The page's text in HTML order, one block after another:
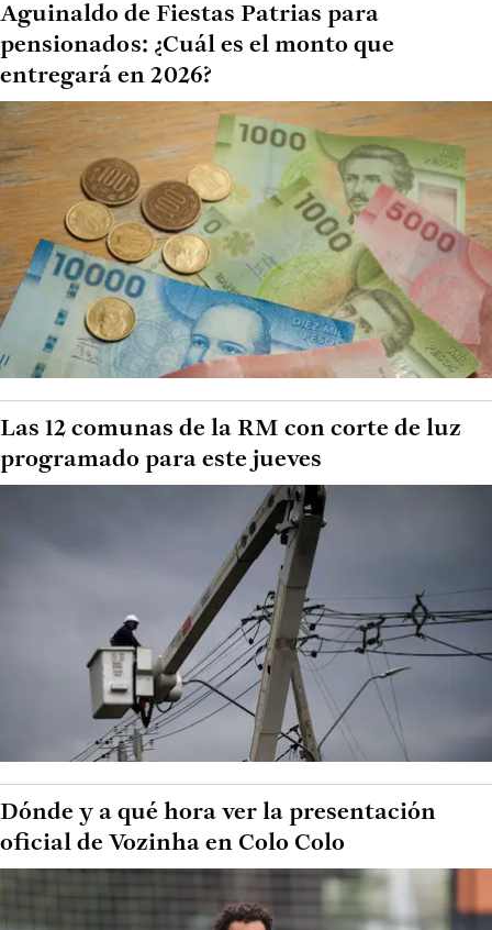
Aguinaldo de Fiestas Patrias para
pensionados: ¿Cuál es el monto que
entregará en 2026?
Las 12 comunas de la RM con corte de luz
programado para este jueves
Dónde y a qué hora ver la presentación
oficial de Vozinha en Colo Colo